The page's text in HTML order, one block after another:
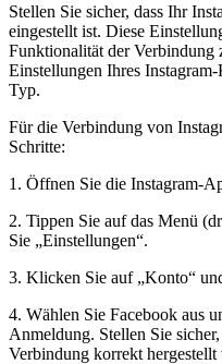
Stellen Sie sicher, dass Ihr
eingestellt ist. Diese
Funktionalität der Verbindung
Einstellungen Ihres
Typ.
Für die Verbindung von
Schritte:
1. Öffnen Sie die Instagram-
2. Tippen Sie auf das Menü
Sie „Einstellungen“.
3. Klicken Sie auf „Konto“
4. Wählen Sie Facebook aus
Anmeldung. Stellen Sie
Verbindung korrekt hergestellt